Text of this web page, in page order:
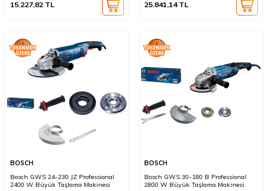
15.227,82 TL 25.841,14TL
BOSCH
Bosch GWS 24-230 JZ Professional
2400 W Büyük Taşlama Makinesi
BOSCH
Bosch GWS 30-180 B Professional
2800 W Büyük Taşlama Makinesi